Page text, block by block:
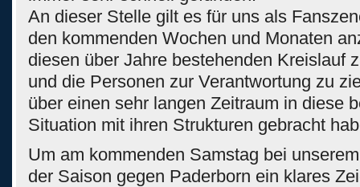
An dieser Stelle gilt es für uns als
den kommenden Wochen und Monaten
diesen über Jahre bestehenden Kreislauf
und die Personen zur Verantwortung zu
über einen sehr langen Zeitraum in diese
Situation mit ihren Strukturen gebracht
Um am kommenden Samstag bei
der Saison gegen Paderborn ein klares